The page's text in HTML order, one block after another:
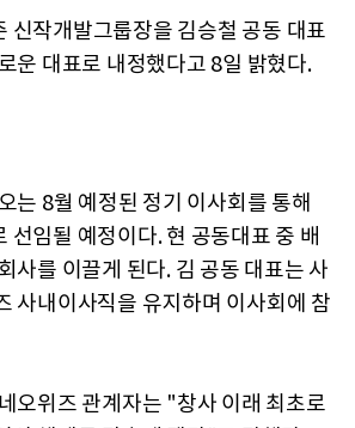
신작개발그룹장을 김승철 공동 대표
운 대표로 내정했다고 8일 밝혔다.
는 8월 예정된 정기 이사회를 통해
선임될 예정이다. 현 공동대표 중 배
사를 이끌게 된다. 김 공동 대표는 사
사내이사직을 유지하며 이사회에 참
오위즈 관계자는 "창사 이래 최초로